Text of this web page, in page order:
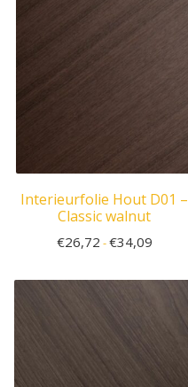
Interieurfolie Hout D01 –
Classic walnut
€26,72 -€34,09